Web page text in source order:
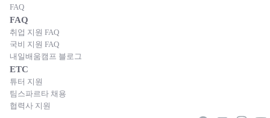
FAQ
FAQ
취업 지원 FAQ
국비 지원 FAQ
내일배움캠프 블로그
ETC
튜터 지원
팀스파르타 채용
협력사 지원